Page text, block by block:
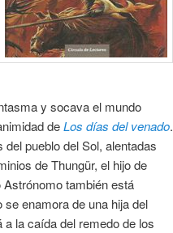
y socava el mundo
deLos días del venado.
pueblo del Sol, alentadas
de Thungür, el hijo de
también está
enamora de una hija del
la caída del remedo de los